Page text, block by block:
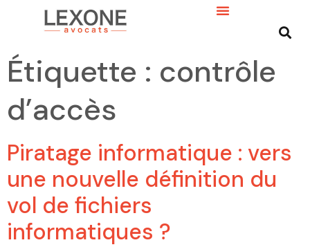
Étiquette : contrôle
d’accès
Piratage informatique : vers
une nouvelle définition du
vol de fichiers
informatiques ?